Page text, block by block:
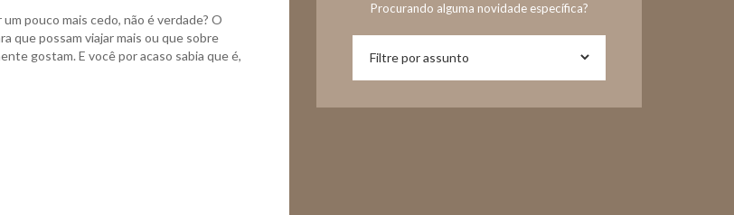
pouco mais cedo, não é verdade? O
que possam viajar mais ou que sobre
gostam. E você por acaso sabia que é,
Procurando alguma novidade específica?